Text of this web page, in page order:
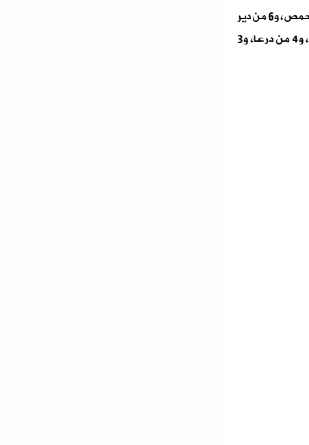
وتوزع الأعضاء على المحافظات على النحو الآتي: 14 من حلب، و7 من الحسكة، و6 من حمص، و6 من دير
الزور، و5 من إدلب، و5 من حماة، و5 من دمشق، و5 من ريف دمشق، و4 من اللاذقية، و4 من درعا، و3